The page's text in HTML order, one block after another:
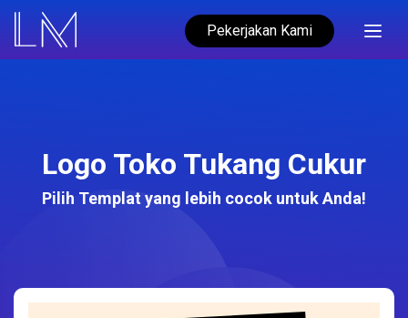
Pekerjakan Kami
Logo Toko Tukang Cukur
Pilih Templat yang lebih cocok untuk Anda!